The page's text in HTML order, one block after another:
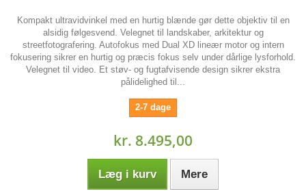
Kompakt ultravidvinkel med en hurtig blænde gør dette objektiv til en
alsidig følgesvend. Velegnet til landskaber, arkitektur og
streetfotografering. Autofokus med Dual XD lineær motor og intern
fokusering sikrer en hurtig og præcis fokus selv under dårlige lysforhold.
Velegnet til video. Et støv- og fugtafvisende design sikrer ekstra
pålidelighed til...
2-7 dage
kr. 8.495,00
Læg i kurv Mere